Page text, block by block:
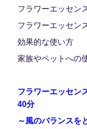
フラワーエッセン
フラワーエッセン
効果的な使い方
家族やペットへの
フラワーエッセン
40分
～風のバランスを